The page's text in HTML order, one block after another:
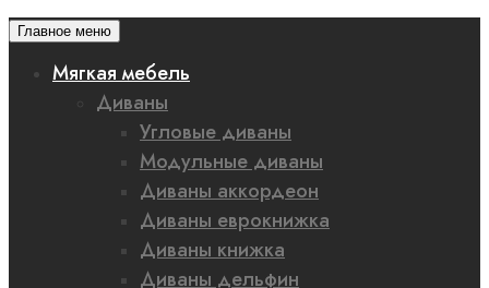
Главное меню
Мягкая мебель
Диваны
Угловые диваны
Модульные диваны
Диваны аккордеон
Диваны еврокнижка
Диваны книжка
Диваны дельфин